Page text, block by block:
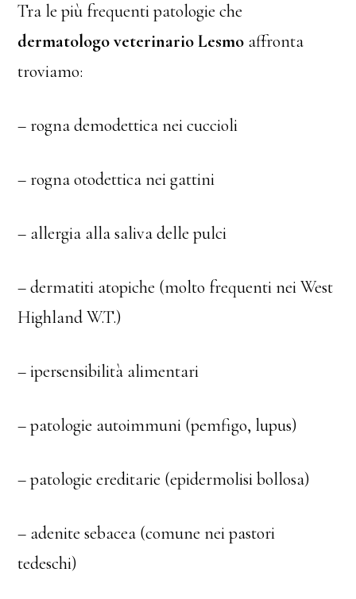
Tra le più frequenti patologie che
dermatologo veterinario Lesmo affronta
troviamo:
– rogna demodettica nei cuccioli
– rogna otodettica nei gattini
– allergia alla saliva delle pulci
– dermatiti atopiche (molto frequenti nei West
Highland W.T.)
– ipersensibilità alimentari
– patologie autoimmuni (pemfigo, lupus)
– patologie ereditarie (epidermolisi bollosa)
– adenite sebacea (comune nei pastori
tedeschi)